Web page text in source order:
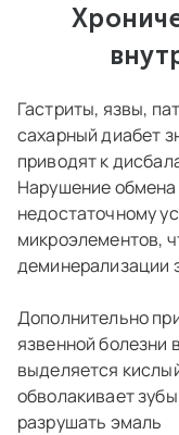
Гастриты, язвы,
сахарный диабет
приводят к
Нарушение
недостаточному
микроэлементов,
деминерализации
Дополнительно
язвенной болезни
выделяется
обволакивает
разрушать эмаль